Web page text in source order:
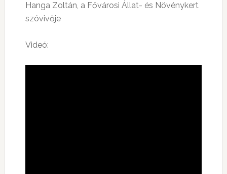
Hanga Zoltán, a Fővárosi Állat- és Növénykert
szóvivője
Videó: